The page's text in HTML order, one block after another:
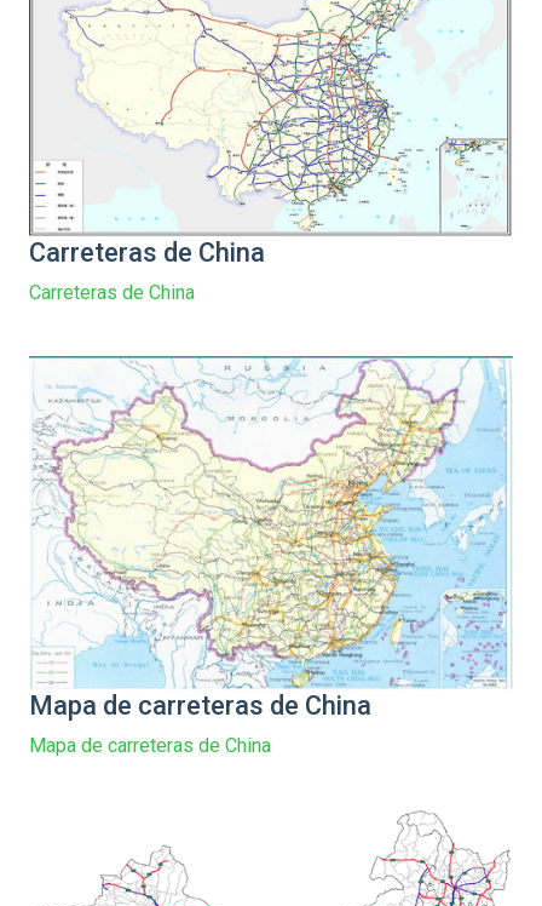
Carreteras de China
Carreteras de China
Mapa de carreteras de China
Mapa de carreteras de China